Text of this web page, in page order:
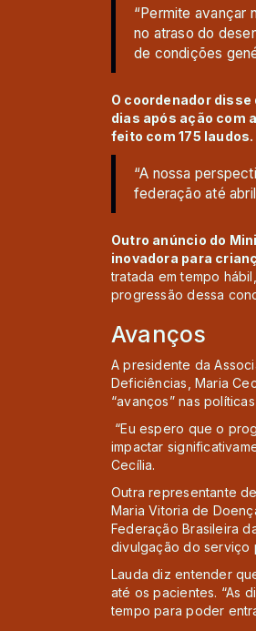
“Permite avançar
no atraso do
de condições
O coordenador
dias após ação com
feito com 175 laudos.
“A nossa
federação até
Outro anúncio do
inovadora para
tratada em tempo
progressão dessa
Avanços
A presidente da
Deficiências, Maria
“avanços” nas
“Eu espero que o
impactar
Cecília.
Outra representante
Maria Vitoria de
Federação Brasileira
divulgação do serviço
Lauda diz entender
até os pacientes. “As
tempo para poder